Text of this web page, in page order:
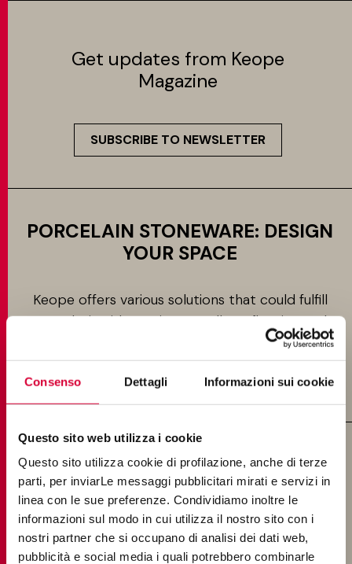
Consenso Dettagli Informazioni sui cookie
Questo sito web utilizza i cookie
Questo sito utilizza cookie di profilazione, anche di terze
parti, per inviarLe messaggi pubblicitari mirati e servizi in
linea con le sue preferenze. Condividiamo inoltre le
informazioni sul modo in cui utilizza il nostro sito con i
nostri partner che si occupano di analisi dei dati web,
pubblicità e social media i quali potrebbero combinarle
Get updates from Keope
Magazine
SUBSCRIBE TO NEWSLETTER
PORCELAIN STONEWARE: DESIGN
YOUR SPACE
Keope offers various solutions that could fulfill
your design ideas. Discover all our flooring and
cladding proposals and start designing your
spaces with elegance and sophistication.
EFFECTS
Terracotta Look Tiles
Marble look tiles